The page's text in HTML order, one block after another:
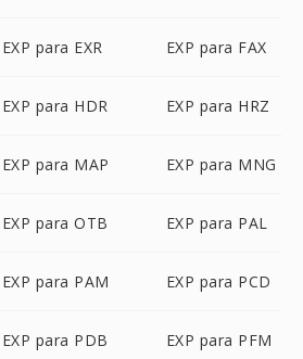
EXP para EXR EXP para FAX
EXP para HDR EXP para HRZ
EXP para MAP EXP para MNG
EXP para OTB EXP para PAL
EXP para PAM EXP para PCD
EXP para PDB EXP para PFM